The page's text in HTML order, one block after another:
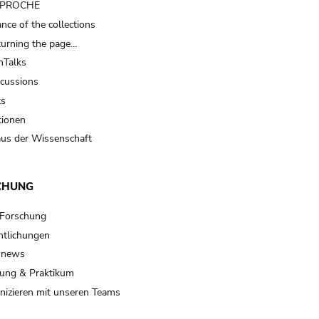
of the collections
the page…
der Wissenschaft
& Praktikum
mit unseren Teams